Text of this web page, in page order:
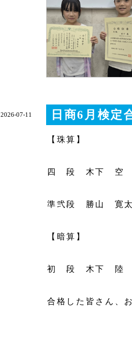
2026-07-11 日商6月検定
【珠算】
四 段 木下 空
準弐段 勝山 寛
【暗算】
初 段 木下 陸
合格した皆さん、